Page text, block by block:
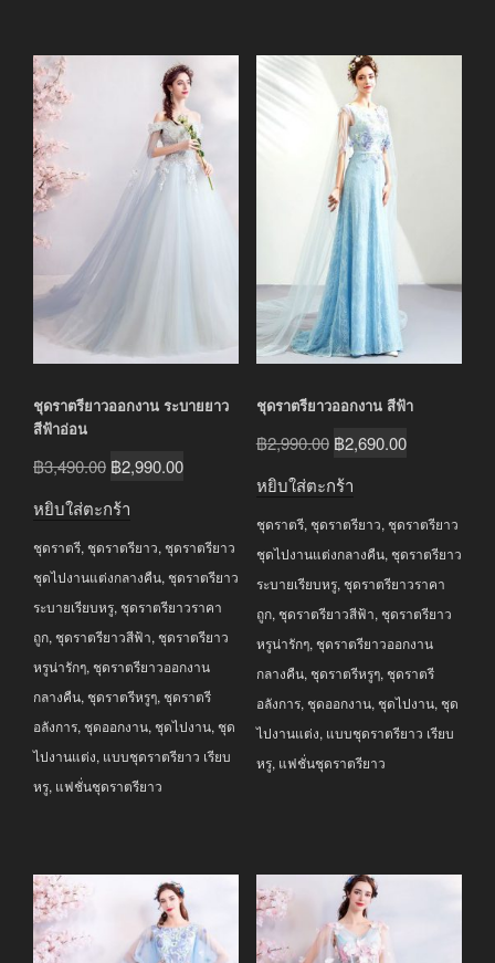
ชุดราตรียาวออกงาน ระบายยาว
สีฟ้าอ่อน
฿3,490.00 Original
฿3,490.00.
฿2,990.00Current
฿2,990.00.
หยิบใส่ตะกร้า
ชุดราตรี, ชุดราตรียาว, ชุดราตรียาว
ชุดไปงานแต่งกลางคืน, ชุดราตรียาว
ระบายเรียบหรู, ชุดราตรียาวราคา
ถูก, ชุดราตรียาวสีฟ้า, ชุดราตรียาว
หรูน่ารักๆ, ชุดราตรียาวออกงาน
กลางคืน, ชุดราตรีหรูๆ, ชุดราตรี
อลังการ, ชุดออกงาน, ชุดไปงาน, ชุด
ไปงานแต่ง, แบบชุดราตรียาว เรียบ
หรู, แฟชั่นชุดราตรียาว
ชุดราตรียาวออกงาน สีฟ้า
฿2,990.00 Original
฿2,990.00.
฿2,690.00Current
฿2,690.00.
หยิบใส่ตะกร้า
ชุดราตรี, ชุดราตรียาว, ชุดราตรียาว
ชุดไปงานแต่งกลางคืน, ชุดราตรียาว
ระบายเรียบหรู, ชุดราตรียาวราคา
ถูก, ชุดราตรียาวสีฟ้า, ชุดราตรียาว
หรูน่ารักๆ, ชุดราตรียาวออกงาน
กลางคืน, ชุดราตรีหรูๆ, ชุดราตรี
อลังการ, ชุดออกงาน, ชุดไปงาน, ชุด
ไปงานแต่ง, แบบชุดราตรียาว เรียบ
หรู, แฟชั่นชุดราตรียาว